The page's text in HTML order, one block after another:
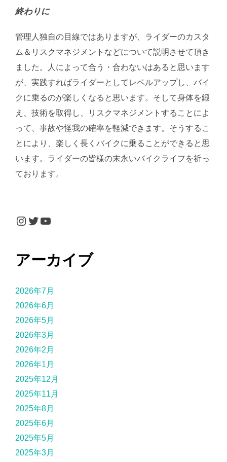
終わりに
管理人独自の目線ではありますが、ライダーのカスタ
ム＆リスクマネジメントなどについて説明させて頂き
ました。人によって合う・合わないはあると思います
が、実践すればライダーとしてレベルアップし、バイ
クに乗るのが楽しくなると思います。そして身体を鍛
え、技術を取得し、リスクマネジメントすることによ
って、事故や怪我の確率を軽減できます。そうするこ
とにより、楽しく長くバイクに乗ることができると思
います。ライダーの皆様の末永いバイクライフを祈っ
ております。
Instagram
Twitter
YouTube
アーカイブ
2026年7月
2026年6月
2026年5月
2026年3月
2026年2月
2026年1月
2025年12月
2025年11月
2025年8月
2025年6月
2025年5月
2025年3月